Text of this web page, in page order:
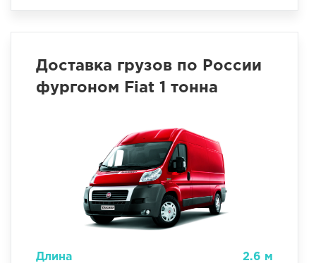
Доставка грузов по России
фургоном Fiat 1 тонна
Длина
2.6 м